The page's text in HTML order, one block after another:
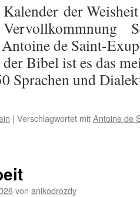
der
Vervollkommnung
de Saint-
Bibel ist es das
Sprachen und
| Verschlagwortet mitAntoine de
von anikodrozdy